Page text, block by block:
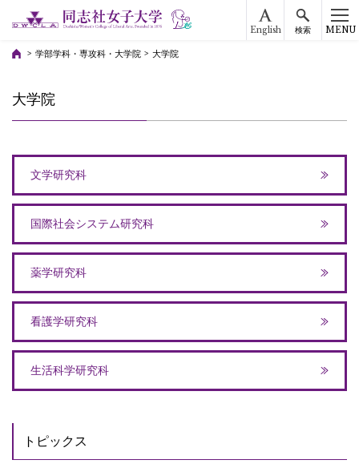
English 検索 MENU
学部学科・専攻科・大学院 大学院
大学院
文学研究科
国際社会システム研究科
薬学研究科
看護学研究科
生活科学研究科
トピックス